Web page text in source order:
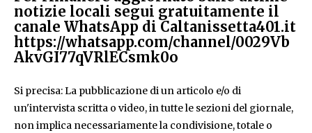
notizie locali segui gratuitamente il
canale WhatsApp di Caltanissetta401.it
https://whatsapp.com/channel/0029Vb
AkvGI77qVRlECsmk0o
Si precisa: La pubblicazione di un articolo e/o di
un'intervista scritta o video, in tutte le sezioni del giornale,
non implica necessariamente la condivisione, totale o